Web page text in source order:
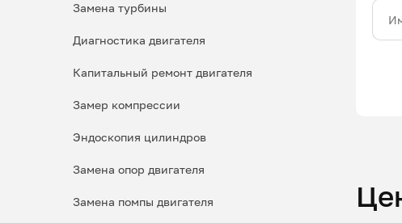
Замена турбины
Диагностика двигателя
Капитальный ремонт двигателя
Замер компрессии
Эндоскопия цилиндров
Замена опор двигателя
Замена помпы двигателя